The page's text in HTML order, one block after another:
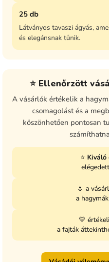
25 db
Látványos tavaszi ágyás,
és elegánsnak tűnik.
⭐ Ellenőrzött
A vásárlók értékelik a
csomagolást és a
köszönhetően pontosan
⭐ Kiváló
🌷 a
a
💛
a fajták